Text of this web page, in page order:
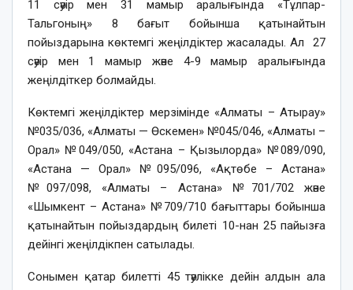
11 сәуір мен 31 мамыр аралығында «Тұлпар-
Тальгоның» 8 бағыт бойынша қатынайтын
пойыздарына көктемгі жеңілдіктер жасалады. Ал 27
сәуір мен 1 мамыр және 4-9 мамыр аралығында
жеңілдіткер болмайды.
Көктемгі жеңілдіктер мерзімінде «Алматы – Атырау»
№035/036, «Алматы — Өскемен» №045/046, «Алматы –
Орал» №049/050, «Астана – Қызылорда» №089/090,
«Астана — Орал» №095/096, «Ақтөбе – Астана»
№097/098, «Алматы – Астана» №701/702 және
«Шымкент – Астана» №709/710 бағыттары бойынша
қатынайтын пойыздардың билеті 10-нан 25 пайызға
дейінгі жеңілдікпен сатылады.
Сонымен қатар билетті 45 тәулікке дейін алдын ала